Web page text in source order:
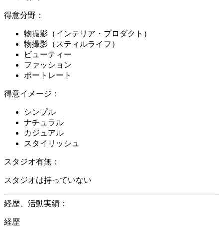
得意分野：
物撮影（インテリア・プロダクト）
物撮影（スティルライフ）
ビューティー
ファッション
ポートレート
得意イメージ：
シンプル
ナチュラル
カジュアル
スタイリッシュ
スタジオ有無：
スタジオは持っていない
経歴、活動実績：
経歴